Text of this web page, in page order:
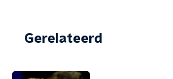
Gerelateerd